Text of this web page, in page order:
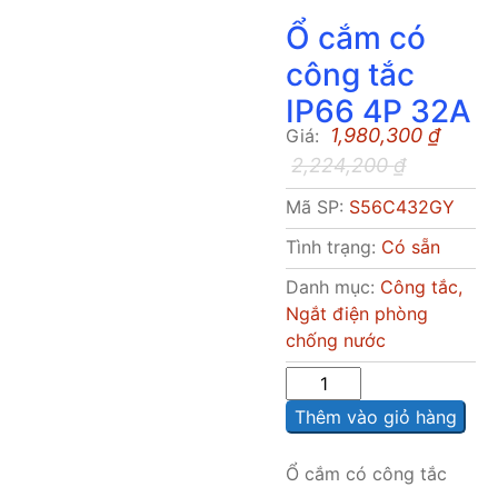
Ổ cắm có
công tắc
IP66 4P 32A
Giá: 1,980,300₫
2,224,200₫
Mã SP: S56C432GY
Tình trạng: Có sẵn
Danh mục: Công tắc,
Ngắt điện phòng
chống nước
lượng
Thêm vào giỏ hàng
Ổ cắm có công tắc